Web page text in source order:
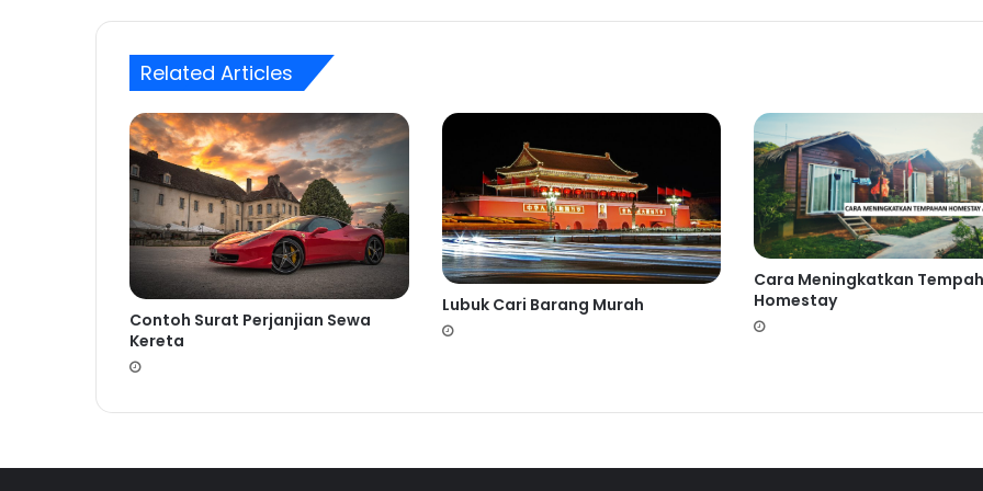
Related Articles
Contoh Surat Perjanjian Sewa
Kereta
Lubuk Cari Barang Murah
Cara Meningkatkan
Homestay